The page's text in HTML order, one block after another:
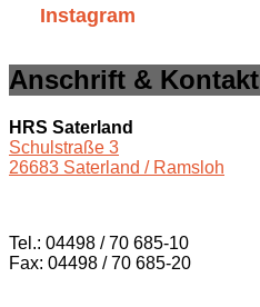
Instagram
Anschrift & Kontakt
HRS Saterland
Schulstraße 3
26683 Saterland / Ramsloh
Tel.: 04498 / 70 685-10
Fax: 04498 / 70 685-20